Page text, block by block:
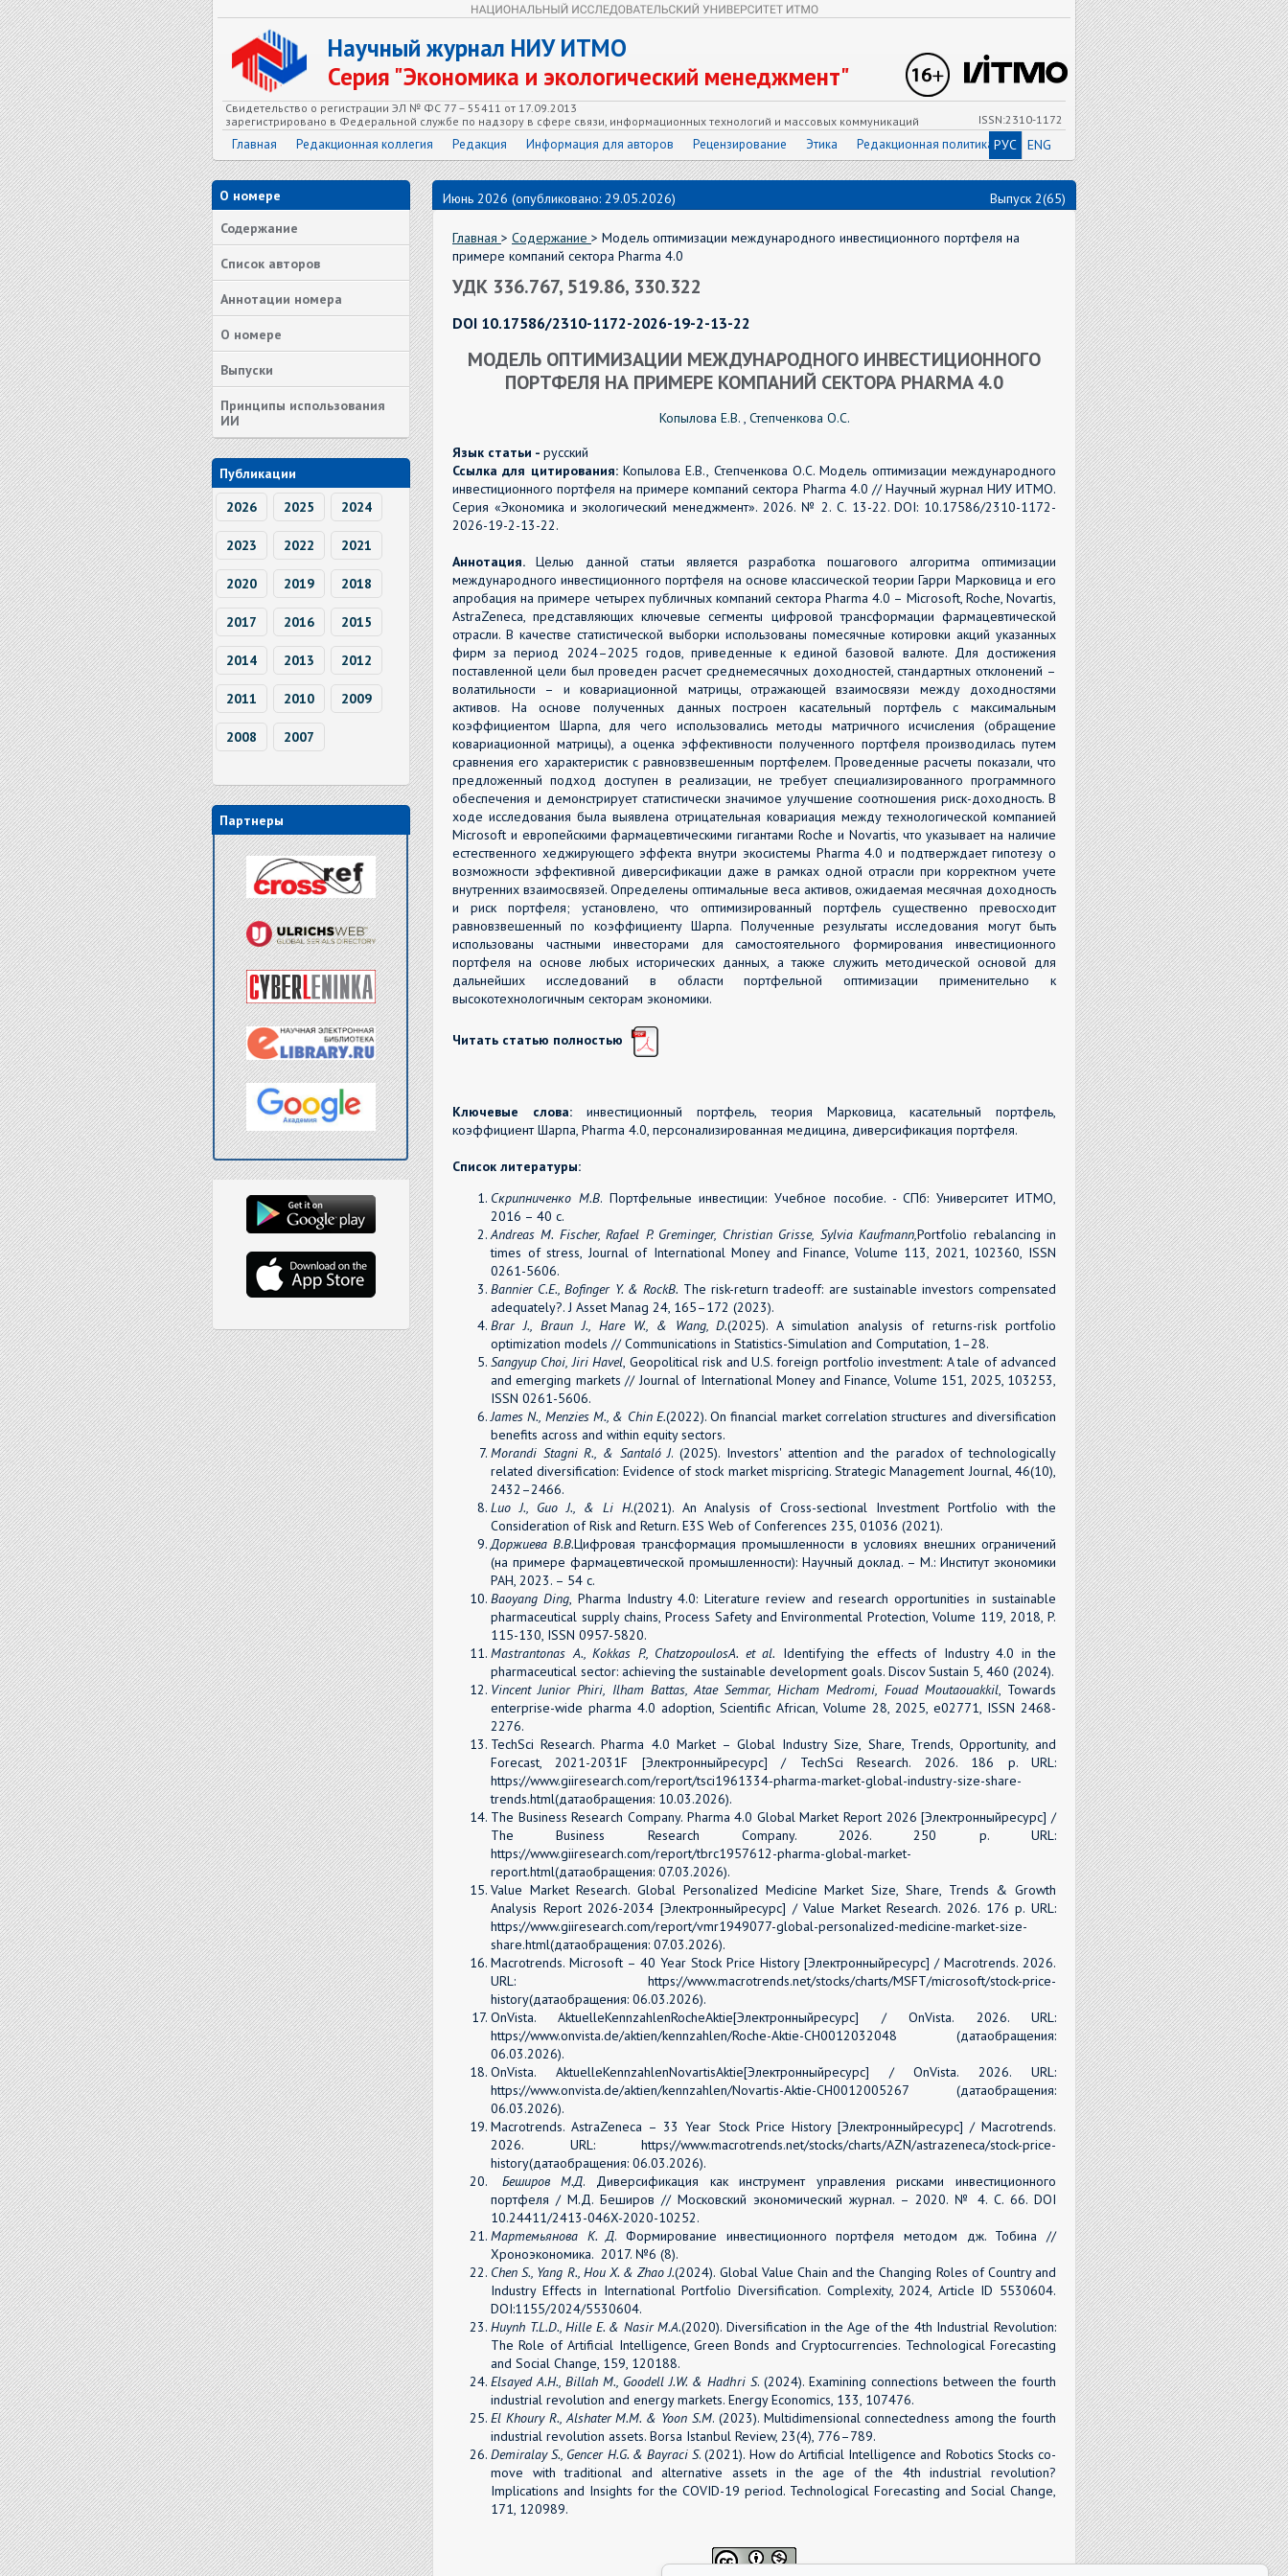
Научный журнал НИУ ИТМО
Серия "Экономика и экологический менеджмент"
Свидетельство о регистрации ЭЛ № ФС 77 – 55411 от 17.09.2013
зарегистрировано в Федеральной службе по надзору в сфере связи, информационных технологий и массовых коммуникаций
ISSN:2310-1172
Главная Редакционная коллегия Редакция Информация для авторов Рецензирование Этика Редакционная политика РУС ENG
О номере
Содержание
Список авторов
Аннотации номера
О номере
Выпуски
Принципы использования
ИИ
Публикации
2026
2025 2024
2023 2022 2021
2020 2019 2018
2017 2016 2015
2014 2013 2012
2011 2010 2009
2008 2007
Партнеры
Июнь 2026 (опубликовано: 29.05.2026) Выпуск 2(65)
Главная > Содержание > Модель оптимизации международного инвестиционного портфеля на
примере компаний сектора Pharma 4.0
УДК 336.767, 519.86, 330.322
DOI 10.17586/2310-1172-2026-19-2-13-22
МОДЕЛЬ ОПТИМИЗАЦИИ МЕЖДУНАРОДНОГО ИНВЕСТИЦИОННОГО
ПОРТФЕЛЯ НА ПРИМЕРЕ КОМПАНИЙ СЕКТОРА PHARMA 4.0
Копылова Е.В. , Степченкова О.С.
Язык статьи - русский
Ссылка для цитирования: Копылова Е.В., Степченкова О.С. Модель оптимизации международного
инвестиционного портфеля на примере компаний сектора Pharma 4.0 // Научный журнал НИУ ИТМО.
Серия «Экономика и экологический менеджмент». 2026. № 2. С. 13-22. DOI: 10.17586/2310-1172-
2026-19-2-13-22.
Аннотация. Целью данной статьи является разработка пошагового алгоритма оптимизации
международного инвестиционного портфеля на основе классической теории Гарри Марковица и его
апробация на примере четырех публичных компаний сектора Pharma 4.0 – Microsoft, Roche, Novartis,
AstraZeneca, представляющих ключевые сегменты цифровой трансформации фармацевтической
отрасли. В качестве статистической выборки использованы помесячные котировки акций указанных
фирм за период 2024–2025 годов, приведенные к единой базовой валюте. Для достижения
поставленной цели был проведен расчет среднемесячных доходностей, стандартных отклонений –
волатильности – и ковариационной матрицы, отражающей взаимосвязи между доходностями
активов. На основе полученных данных построен касательный портфель с максимальным
коэффициентом Шарпа, для чего использовались методы матричного исчисления (обращение
ковариационной матрицы), а оценка эффективности полученного портфеля производилась путем
сравнения его характеристик с равновзвешенным портфелем. Проведенные расчеты показали, что
предложенный подход доступен в реализации, не требует специализированного программного
обеспечения и демонстрирует статистически значимое улучшение соотношения риск-доходность. В
ходе исследования была выявлена отрицательная ковариация между технологической компанией
Microsoft и европейскими фармацевтическими гигантами Roche и Novartis, что указывает на наличие
естественного хеджирующего эффекта внутри экосистемы Pharma 4.0 и подтверждает гипотезу о
возможности эффективной диверсификации даже в рамках одной отрасли при корректном учете
внутренних взаимосвязей. Определены оптимальные веса активов, ожидаемая месячная доходность
и риск портфеля; установлено, что оптимизированный портфель существенно превосходит
равновзвешенный по коэффициенту Шарпа. Полученные результаты исследования могут быть
использованы частными инвесторами для самостоятельного формирования инвестиционного
портфеля на основе любых исторических данных, а также служить методической основой для
дальнейших исследований в области портфельной оптимизации применительно к
высокотехнологичным секторам экономики.
Читать статью полностью
Ключевые слова: инвестиционный портфель, теория Марковица, касательный портфель,
коэффициент Шарпа, Pharma 4.0, персонализированная медицина, диверсификация портфеля.
Список литературы:
Скрипниченко М.В. Портфельные инвестиции: Учебное пособие. - СПб: Университет ИТМО,
2016 – 40 с.
Andreas M. Fischer, Rafael P. Greminger, Christian Grisse, Sylvia Kaufmann,Portfolio rebalancing in
times of stress, Journal of International Money and Finance, Volume 113, 2021, 102360, ISSN
0261-5606.
Bannier C.E., Bofinger Y. & RockB. The risk-return tradeoff: are sustainable investors compensated
adequately?. J Asset Manag 24, 165–172 (2023).
Brar J., Braun J., Hare W., & Wang, D.(2025). A simulation analysis of returns-risk portfolio
optimization models // Communications in Statistics-Simulation and Computation, 1–28.
Sangyup Choi, Jiri Havel, Geopolitical risk and U.S. foreign portfolio investment: A tale of advanced
and emerging markets // Journal of International Money and Finance, Volume 151, 2025, 103253,
ISSN 0261-5606.
James N., Menzies M., & Chin E.(2022). On financial market correlation structures and diversification
benefits across and within equity sectors.
Morandi Stagni R., & Santaló J. (2025). Investors' attention and the paradox of technologically
related diversification: Evidence of stock market mispricing. Strategic Management Journal, 46(10),
2432–2466.
Luo J., Guo J., & Li H.(2021). An Analysis of Cross-sectional Investment Portfolio with the
Consideration of Risk and Return. E3S Web of Conferences 235, 01036 (2021).
Доржиева В.В.Цифровая трансформация промышленности в условиях внешних ограничений
(на примере фармацевтической промышленности): Научный доклад. – М.: Институт экономики
РАН, 2023. – 54 с.
Baoyang Ding, Pharma Industry 4.0: Literature review and research opportunities in sustainable
pharmaceutical supply chains, Process Safety and Environmental Protection, Volume 119, 2018, P.
115-130, ISSN 0957-5820.
Mastrantonas A., Kokkas P., ChatzopoulosA. et al. Identifying the effects of Industry 4.0 in the
pharmaceutical sector: achieving the sustainable development goals. Discov Sustain 5, 460 (2024).
Vincent Junior Phiri, Ilham Battas, Atae Semmar, Hicham Medromi, Fouad Moutaouakkil, Towards
enterprise-wide pharma 4.0 adoption, Scientific African, Volume 28, 2025, e02771, ISSN 2468-
2276.
TechSci Research. Pharma 4.0 Market – Global Industry Size, Share, Trends, Opportunity, and
Forecast, 2021-2031F [Электронныйресурс] / TechSci Research. 2026. 186 p. URL:
https://www.giiresearch.com/report/tsci1961334-pharma-market-global-industry-size-share-
trends.html(датаобращения: 10.03.2026).
The Business Research Company. Pharma 4.0 Global Market Report 2026 [Электронныйресурс] /
The Business Research Company. 2026. 250 p. URL:
https://www.giiresearch.com/report/tbrc1957612-pharma-global-market-
report.html(датаобращения: 07.03.2026).
Value Market Research. Global Personalized Medicine Market Size, Share, Trends & Growth
Analysis Report 2026-2034 [Электронныйресурс] / Value Market Research. 2026. 176 p. URL:
https://www.giiresearch.com/report/vmr1949077-global-personalized-medicine-market-size-
share.html(датаобращения: 07.03.2026).
Macrotrends. Microsoft – 40 Year Stock Price History [Электронныйресурс] / Macrotrends. 2026.
URL: https://www.macrotrends.net/stocks/charts/MSFT/microsoft/stock-price-
history(датаобращения: 06.03.2026).
OnVista. AktuelleKennzahlenRocheAktie[Электронныйресурс] / OnVista. 2026. URL:
https://www.onvista.de/aktien/kennzahlen/Roche-Aktie-CH0012032048 (датаобращения:
06.03.2026).
OnVista. AktuelleKennzahlenNovartisAktie[Электронныйресурс] / OnVista. 2026. URL:
https://www.onvista.de/aktien/kennzahlen/Novartis-Aktie-CH0012005267 (датаобращения:
06.03.2026).
Macrotrends. AstraZeneca – 33 Year Stock Price History [Электронныйресурс] / Macrotrends.
2026. URL: https://www.macrotrends.net/stocks/charts/AZN/astrazeneca/stock-price-
history(датаобращения: 06.03.2026).
Беширов М.Д. Диверсификация как инструмент управления рисками инвестиционного
портфеля / М.Д. Беширов // Московский экономический журнал. – 2020. № 4. С. 66. DOI
10.24411/2413-046X-2020-10252.
Мартемьянова К. Д. Формирование инвестиционного портфеля методом дж. Тобина //
Хроноэкономика. 2017. №6 (8).
Chen S., Yang R., Hou X. & Zhao J.(2024). Global Value Chain and the Changing Roles of Country and
Industry Effects in International Portfolio Diversification. Complexity, 2024, Article ID 5530604.
DOI:1155/2024/5530604.
Huynh T.L.D., Hille E. & Nasir M.A.(2020). Diversification in the Age of the 4th Industrial Revolution:
The Role of Artificial Intelligence, Green Bonds and Cryptocurrencies. Technological Forecasting
and Social Change, 159, 120188.
Elsayed A.H., Billah M., Goodell J.W. & Hadhri S. (2024). Examining connections between the fourth
industrial revolution and energy markets. Energy Economics, 133, 107476.
El Khoury R., Alshater M.M. & Yoon S.M. (2023). Multidimensional connectedness among the fourth
industrial revolution assets. Borsa Istanbul Review, 23(4), 776–789.
Demiralay S., Gencer H.G. & Bayraci S. (2021). How do Artificial Intelligence and Robotics Stocks co-
move with traditional and alternative assets in the age of the 4th industrial revolution?
Implications and Insights for the COVID-19 period. Technological Forecasting and Social Change,
171, 120989.